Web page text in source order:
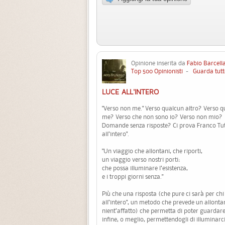
Opinione inserita da Fabio
Top 500 Opinionisti - Guarda
LUCE ALL'INTERO
"Verso non me." Verso qualcun altro? Verso
me? Verso che non sono io? Verso non mio?
Domande senza risposte? Ci prova Franco
all’intero".
"Un viaggio che allontani, che riporti,
un viaggio verso nostri porti:
che possa illuminare l’esistenza,
e i troppi giorni senza."
Più che una risposta (che pure ci sarà per
all’intero", un metodo che prevede un
nient’affatto) che permetta di poter
infine, o meglio, permettendogli di